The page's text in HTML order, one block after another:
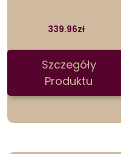
339.96zł
Szczegóły
Produktu